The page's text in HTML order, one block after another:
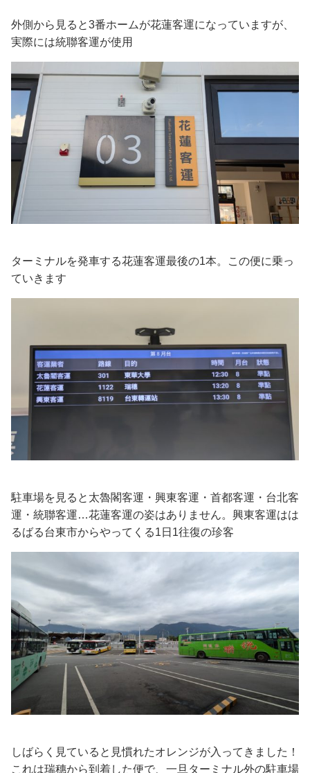
外側から見ると3番ホームが花蓮客運になっていますが、
実際には統聯客運が使用
ターミナルを発車する花蓮客運最後の1本。この便に乗っ
ていきます
駐車場を見ると太魯閣客運・興東客運・首都客運・台北客
運・統聯客運…花蓮客運の姿はありません。興東客運はは
るばる台東市からやってくる1日1往復の珍客
しばらく見ていると見慣れたオレンジが入ってきました！
これは瑞穗から到着した便で、一旦ターミナル外の駐車場